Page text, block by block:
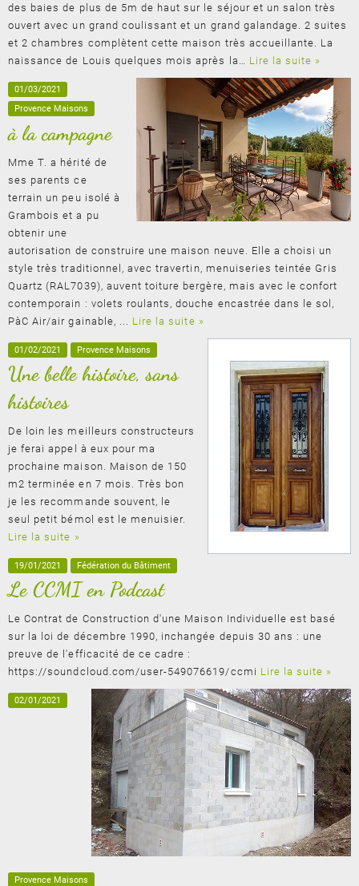
des baies de plus de 5m de haut sur le séjour et un salon très
ouvert avec un grand coulissant et un grand galandage. 2 suites
et 2 chambres complètent cette maison très accueillante. La
naissance de Louis quelques mois après la… Lire la suite »
01/03/2021
Provence Maisons
à la campagne
Mme T. a hérité de
ses parents ce
terrain un peu isolé à
Grambois et a pu
obtenir une
autorisation de construire une maison neuve. Elle a choisi un
style très traditionnel, avec travertin, menuiseries teintée Gris
Quartz (RAL7039), auvent toiture bergère, mais avec le confort
contemporain : volets roulants, douche encastrée dans le sol,
PàC Air/air gainable, ... Lire la suite »
01/02/2021 Provence Maisons
Une belle histoire, sans
histoires
De loin les meilleurs constructeurs
je ferai appel à eux pour ma
prochaine maison. Maison de 150
m2 terminée en 7 mois. Très bon
je les recommande souvent, le
seul petit bémol est le menuisier.
Lire la suite »
19/01/2021 Fédération du Bâtiment
Le CCMI en Podcast
Le Contrat de Construction d'une Maison Individuelle est basé
sur la loi de décembre 1990, inchangée depuis 30 ans : une
preuve de l'efficacité de ce cadre :
https://soundcloud.com/user-549076619/ccmi Lire la suite »
02/01/2021
Provence Maisons